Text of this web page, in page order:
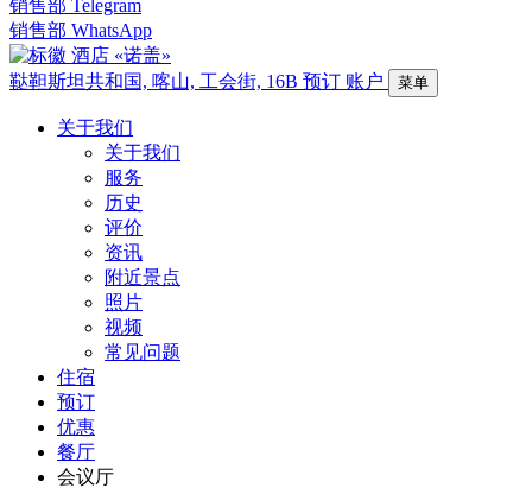
销售部 Telegram
销售部 WhatsApp
鞑靼斯坦共和国, 喀山, 工会街, 16B 预订 账户 菜单
关于我们
关于我们
服务
历史
评价
资讯
附近景点
照片
视频
常见问题
住宿
预订
优惠
餐厅
会议厅